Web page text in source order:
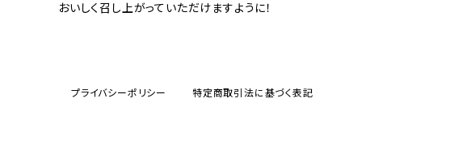
おいしく召し上がっていただけますように！
プライバシーポリシー 特定商取引法に基づく表記